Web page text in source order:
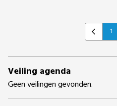
Previous
1
Veiling agenda
Geen veilingen gevonden.